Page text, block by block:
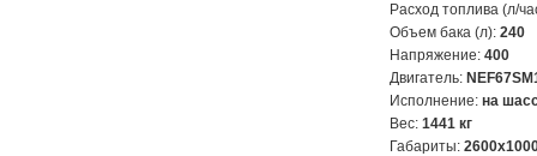
Расход топлива (л/
Объем бака (л): 240
Напряжение: 400
Двигатель:
Исполнение: на
Вес: 1441 кг
Габариты: